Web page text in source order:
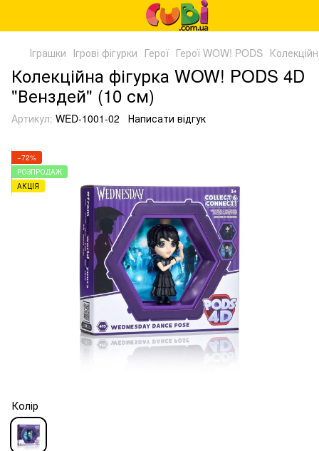
Іграшки Ігрові фігурки Герої Герої WOW! PODS
Колекційна фігурка WOW! PODS 4D
"Венздей" (10 см)
Артикул: WED-1001-02 Написати відгук
−72%
РОЗПРОДАЖ
АКЦІЯ
Колір